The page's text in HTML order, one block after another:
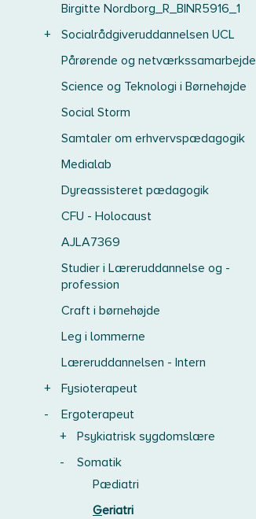
Birgitte Nordborg_R_BINR5916_1
+
Socialrådgiveruddannelsen UCL
Pårørende og netværkssamarbejde
Science og Teknologi i Børnehøjde
Social Storm
Samtaler om erhvervspædagogik
Medialab
Dyreassisteret pædagogik
CFU - Holocaust
AJLA7369
Studier i Læreruddannelse og -
profession
Craft i børnehøjde
Leg i lommerne
Læreruddannelsen - Intern
+
Fysioterapeut
-
Ergoterapeut
+
Psykiatrisk sygdomslære
-
Somatik
Pædiatri
Geriatri